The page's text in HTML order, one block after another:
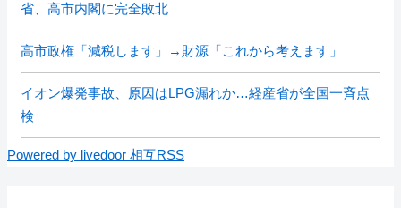
省、高市内閣に完全敗北
高市政権「減税します」→財源「これから考えます」
イオン爆発事故、原因はLPG漏れか…経産省が全国一斉点
検
Powered by livedoor 相互RSS